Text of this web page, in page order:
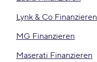
Lynk & Co Finanzieren
MG Finanzieren
Maserati Finanzieren